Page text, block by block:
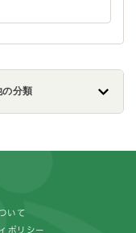
の分類
いて
ポリシー